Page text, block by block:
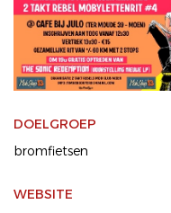
DOELGROEP
bromfietsen
WEBSITE